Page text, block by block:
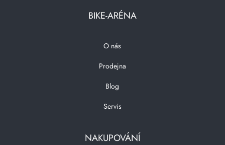
BIKE-ARÉNA
O nás
Prodejna
Blog
Servis
NAKUPOVÁNÍ